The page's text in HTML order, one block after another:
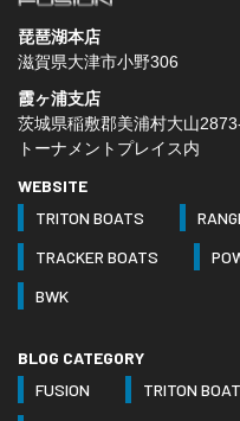
琵琶湖本店
滋賀県大津市小野306
霞ヶ浦支店
茨城県稲敷郡美浦村大山
トーナメントプレイス内
WEBSITE
TRITON BOATS
TRACKER BOATS
BWK
BLOG CATEGORY
FUSION
TRITON